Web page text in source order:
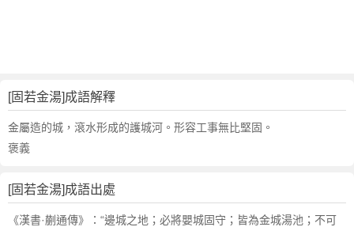
若
金
湯
的
思
[固若金湯]成語解釋
金屬造的城，滾水形成的護城河。形容工事無比堅固。
褒義
[固若金湯]成語出處
《漢書·蒯通傳》：“邊城之地；必將嬰城固守；皆為金城湯池；不可